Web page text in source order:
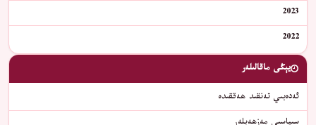
2023
2022
يېڭى ماقالىلەر
ئەدەبىي تەنقىد ھەققىدە